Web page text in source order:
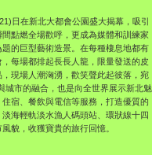
日在新北大都會公園盛大揭幕，吸引
點燃全場歡呼，更成為媒體和訓練家
的巨型藝術造景。在每種棲息地都有
每場都排起長長人龍，限量發送的皮
現場人潮洶湧，歡笑聲此起彼落，宛
城市的融合，也是向全世界展示新北魅
宿、餐飲與電信等服務，打造優質的
海輕軌淡水漁人碼頭站、環狀線十四
貌，收獲寶貴的旅行回憶。